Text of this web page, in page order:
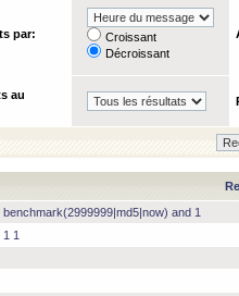
par:
Croissant
Décroissant
au
and 1
1